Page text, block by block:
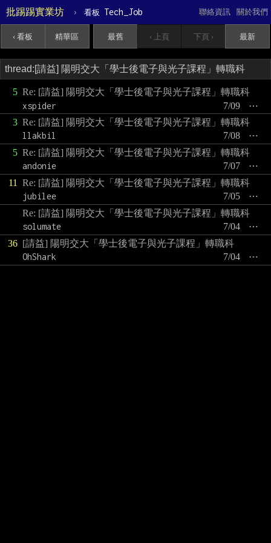
批踢踢實業坊 › 看板 Tech_Job 關於我們
聯絡資訊
‹ 看板 精華區 最舊 ‹ 上頁 下頁 › 最新
5 Re: [請益] 陽明交大「學士後電子與光子課程」轉職科
xspider
⋯
7/09
3 Re: [請益] 陽明交大「學士後電子與光子課程」轉職科
llakbil
⋯
7/08
5 Re: [請益] 陽明交大「學士後電子與光子課程」轉職科
andonie
⋯
7/07
11
Re: [請益] 陽明交大「學士後電子與光子課程」轉職科
jubilee
⋯
7/05
Re: [請益] 陽明交大「學士後電子與光子課程」轉職科
solumate
⋯
7/04
36 [請益] 陽明交大「學士後電子與光子課程」轉職科
OhShark
⋯
7/04